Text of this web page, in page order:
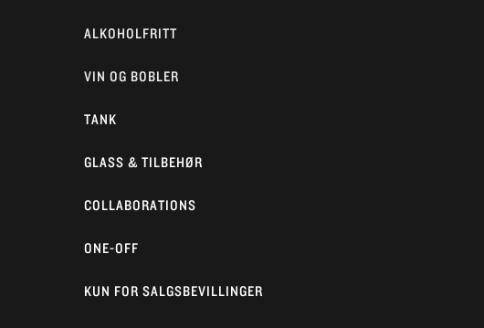
ALKOHOLFRITT
VIN OG BOBLER
TANK
GLASS & TILBEHØR
COLLABORATIONS
ONE-OFF
KUN FOR SALGSBEVILLINGER